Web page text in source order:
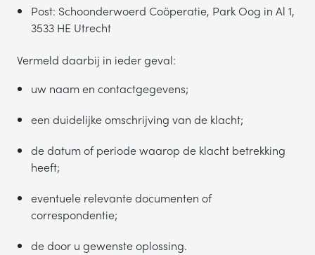
Post: Schoonderwoerd Coöperatie, Park Oog in Al 1,
3533 HE Utrecht
Vermeld daarbij in ieder geval:
uw naam en contactgegevens;
een duidelijke omschrijving van de klacht;
de datum of periode waarop de klacht betrekking
heeft;
eventuele relevante documenten of
correspondentie;
de door u gewenste oplossing.